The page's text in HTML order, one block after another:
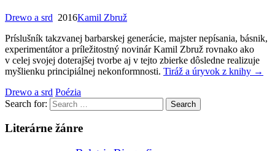
Drewo a srd 2016Kamil Zbruž
Príslušník takzvanej barbarskej generácie, majster nepísania, básnik,
experimentátor a príležitostný novinár Kamil Zbruž rovnako ako
v celej svojej doterajšej tvorbe aj v tejto zbierke dôsledne realizuje
myšlienku principiálnej nekonformnosti. Tiráž a úryvok z knihy →
Drewo a srd Poézia
Search for:
Literárne žánre